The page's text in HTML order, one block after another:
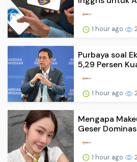
1 hour ago
Purbaya soal
5,29 Persen
1 hour ago
Mengapa
Geser
1 hour ago